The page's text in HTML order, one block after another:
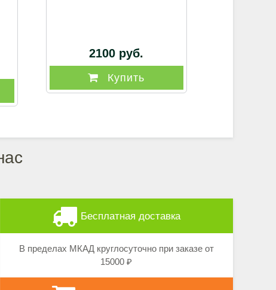
2100 руб.
Купить
Бесплатная доставка
В пределах МКАД круглосуточно при заказе от
15000 ₽